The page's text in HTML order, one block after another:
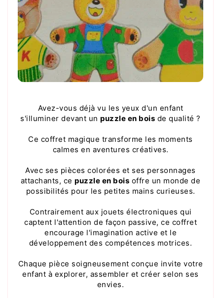
Avez-vous déjà vu les yeux d'un enfant
s'illuminer devant unpuzzle en bois de qualité ?
Ce coffret magique transforme les moments
calmes en aventures créatives.
Avec ses pièces colorées et ses personnages
attachants, cepuzzle en bois offre un monde de
possibilités pour les petites mains curieuses.
Contrairement aux jouets électroniques qui
captent l'attention de façon passive, ce coffret
encourage l'imagination active et le
développement des compétences motrices.
Chaque pièce soigneusement conçue invite votre
enfant à explorer, assembler et créer selon ses
envies.